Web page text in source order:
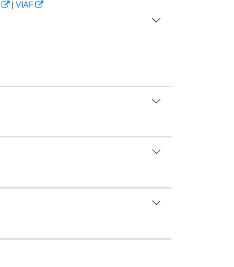
VIAF